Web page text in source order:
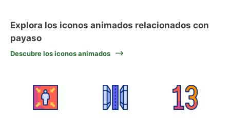
Explora los iconos animados relacionados con
payaso
Descubre los iconos animados